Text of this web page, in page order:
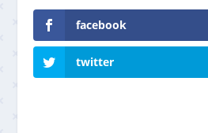
facebook
twitter